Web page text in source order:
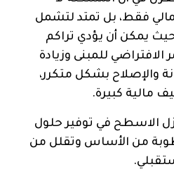
فقط، بل تمتد لتشمل
حيث يمكن أن يؤدي تراكم
الافتراضي للمبنى وزيادة
والإصلاح بشكل متكرر،
مالية كبيرة.
الاسطح في توفير حلول
من الأساس وتقلل من